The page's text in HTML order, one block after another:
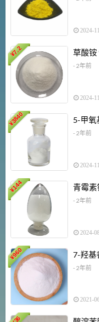
2024-
¥
7.2 草酸铵
- 2年前
2024-
¥
3840 5-甲氧
- 2年前
2024-
¥
144 青霉素
- 2年前
2024-
¥
960 7-羟基
- 2年前
2021-
36